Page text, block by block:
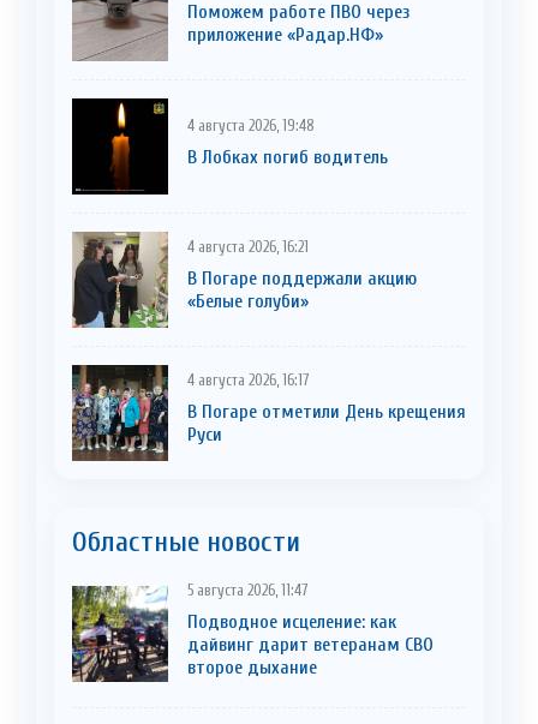
Поможем работе ПВО через
приложение «Радар.НФ»
4 августа 2026, 19:48
В Лобках погиб водитель
4 августа 2026, 16:21
В Погаре поддержали акцию
«Белые голуби»
4 августа 2026, 16:17
В Погаре отметили День крещения
Руси
Областные новости
5 августа 2026, 11:47
Подводное исцеление: как
дайвинг дарит ветеранам СВО
второе дыхание